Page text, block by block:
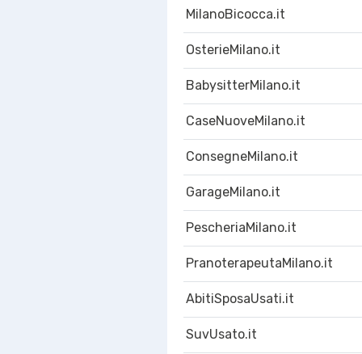
MilanoBicocca.it
OsterieMilano.it
BabysitterMilano.it
CaseNuoveMilano.it
ConsegneMilano.it
GarageMilano.it
PescheriaMilano.it
PranoterapeutaMilano.it
AbitiSposaUsati.it
SuvUsato.it